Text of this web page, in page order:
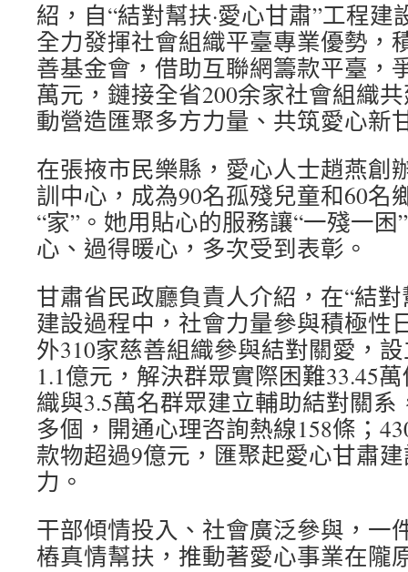
紹，自“結對幫扶·愛心甘肅”工程
全力發揮社會組織平臺專業優勢，
善基金會，借助互聯網籌款平臺，
萬元，鏈接全省200余家社會組織
動營造匯聚多方力量、共筑愛心新
在張掖市民樂縣，愛心人士趙燕創
訓中心，成為90名孤殘兒童和60名
“家”。她用貼心的服務讓“一殘一
心、過得暖心，多次受到表彰。
甘肅省民政廳負責人介紹，在“結對
建設過程中，社會力量參與積極性
外310家慈善組織參與結對關愛，
1.1億元，解決群眾實際困難33.45
織與3.5萬名群眾建立輔助結對關系
多個，開通心理咨詢熱線158條；
款物超過9億元，匯聚起愛心甘肅
力。
干部傾情投入、社會廣泛參與，一
樁真情幫扶，推動著愛心事業在隴